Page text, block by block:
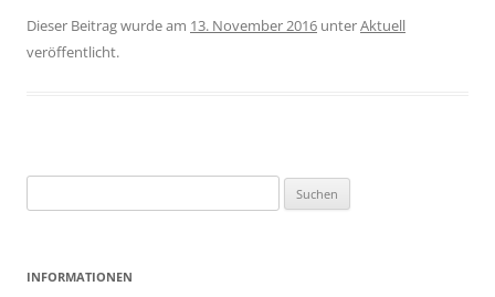
Dieser Beitrag wurde am 13. November 2016 unterAktuell
veröffentlicht.
nach:
INFORMATIONEN